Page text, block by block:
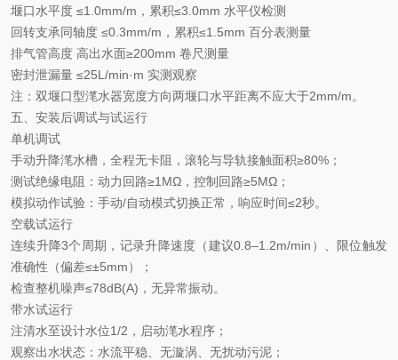
堰口水平度 ≤1.0mm/m，累积≤3.0mm 水平仪检测
回转支承同轴度 ≤0.3mm/m，累积≤1.5mm 百分表测量
排气管高度 高出水面≥200mm 卷尺测量
密封泄漏量 ≤25L/min·m 实测观察
注：双堰口型滗水器宽度方向两堰口水平距离不应大于2mm/m。
五、安装后调试与试运行
单机调试
手动升降滗水槽，全程无卡阻，滚轮与导轨接触面积≥80%；
测试绝缘电阻：动力回路≥1MΩ，控制回路≥5MΩ；
模拟动作试验：手动/自动模式切换正常，响应时间≤2秒。
空载试运行
连续升降3个周期，记录升降速度（建议0.8–1.2m/min）、限位触发
准确性（偏差≤±5mm）；
检查整机噪声≤78dB(A)，无异常振动。
带水试运行
注清水至设计水位1/2，启动滗水程序；
观察出水状态：水流平稳、无漩涡、无扰动污泥；